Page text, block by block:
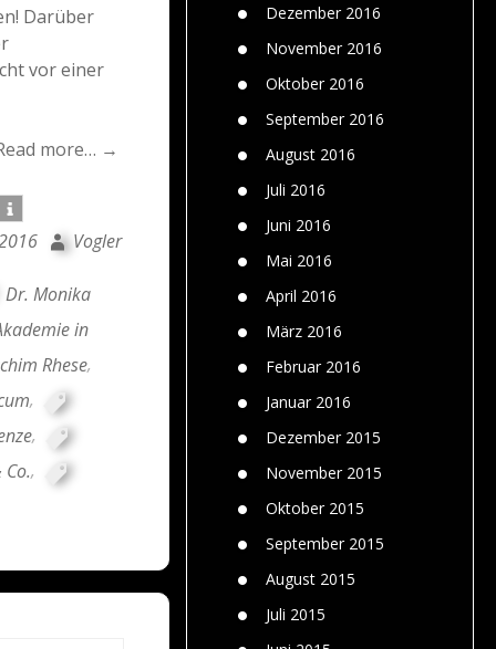
Dezember 2016
November 2016
Oktober 2016
September 2016
August 2016
Juli 2016
Juni 2016
Mai 2016
April 2016
März 2016
Februar 2016
Januar 2016
Dezember 2015
November 2015
Oktober 2015
September 2015
August 2015
Juli 2015
Darüber
vor einer
more… →
Vogler
Dr. Monika
in
Rhese,
,
,
,